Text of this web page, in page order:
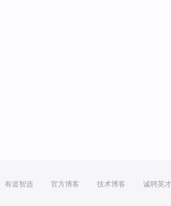
有道智选 官方博客 技术博客 诚聘英才